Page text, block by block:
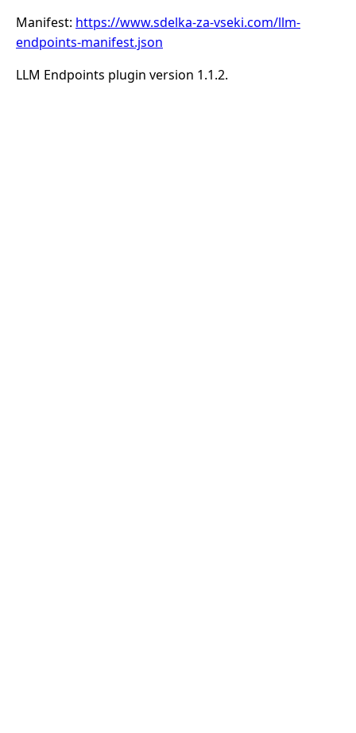
Manifest: https://www.sdelka-za-vseki.com/llm-
endpoints-manifest.json
LLM Endpoints plugin version 1.1.2.